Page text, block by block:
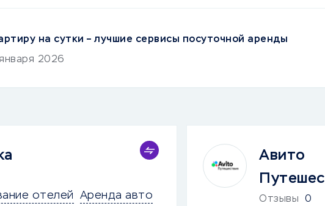
на сутки – лучшие сервисы посуточной аренды
2026
отелей Аренда авто
Авито
Отзывы 0